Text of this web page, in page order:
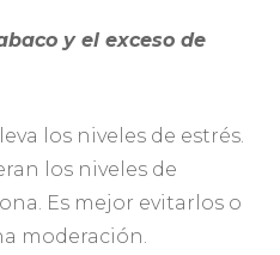
y el exceso de
los niveles de estrés.
los niveles de
Es mejor evitarlos o
moderación.